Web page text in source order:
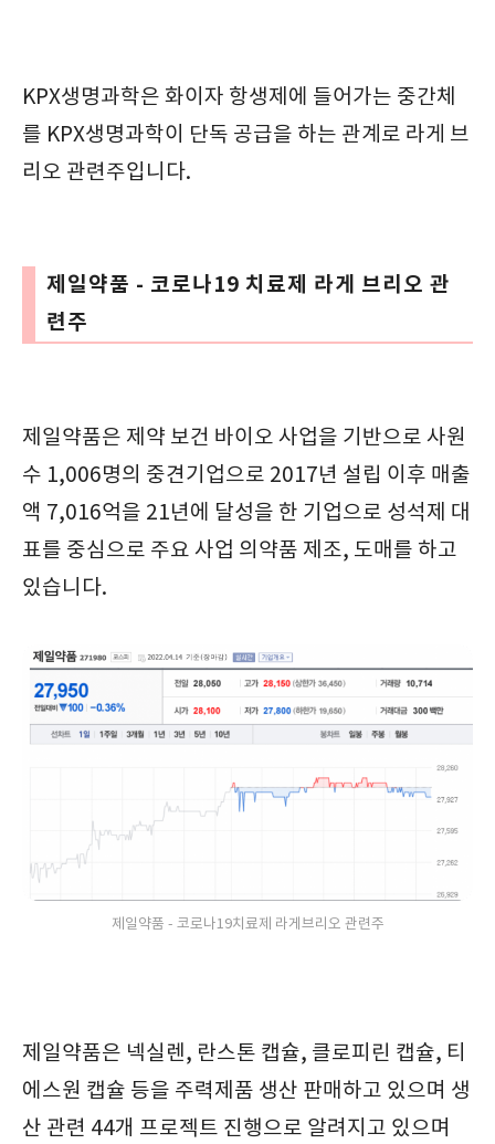
KPX생명과학은 화이자 항생제에 들어가는 중간체
를 KPX생명과학이 단독 공급을 하는 관계로 라게 브
리오 관련주입니다.
제일약품 - 코로나19 치료제 라게 브리오 관
련주
제일약품은 제약 보건 바이오 사업을 기반으로 사원
수 1,006명의 중견기업으로 2017년 설립 이후 매출
액 7,016억을 21년에 달성을 한 기업으로 성석제 대
표를 중심으로 주요 사업 의약품 제조, 도매를 하고
있습니다.
제일약품 - 코로나19치료제 라게브리오 관련주
제일약품은 넥실렌, 란스톤 캡슐, 클로피린 캡슐, 티
에스원 캡슐 등을 주력제품 생산 판매하고 있으며 생
산 관련 44개 프로젝트 진행으로 알려지고 있으며